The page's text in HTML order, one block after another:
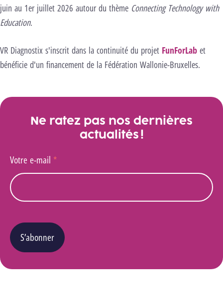
juin au 1er juillet 2026 autour du thème Connecting Technology with
Education.
VR Diagnostix s'inscrit dans la continuité du projet FunForLab et
bénéficie d'un financement de la Fédération Wallonie-Bruxelles.
Ne ratez pas nos dernières
actualités !
Votre e-mail *
S’abonner